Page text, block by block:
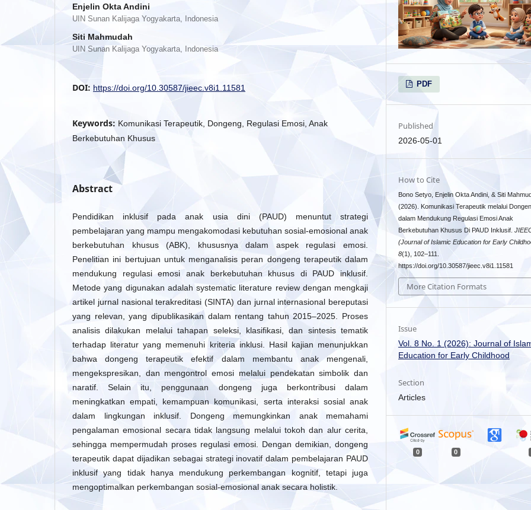
Enjelin Okta Andini
UIN Sunan Kalijaga Yogyakarta, Indonesia
Siti Mahmudah
UIN Sunan Kalijaga Yogyakarta, Indonesia
DOI: https://doi.org/10.30587/jieec.v8i1.11581
Keywords: Komunikasi Terapeutik, Dongeng, Regulasi Emosi, Anak
Berkebutuhan Khusus
Abstract
Pendidikan inklusif pada anak usia dini (PAUD) menuntut strategi
pembelajaran yang mampu mengakomodasi kebutuhan sosial-emosional anak
berkebutuhan khusus (ABK), khususnya dalam aspek regulasi emosi.
Penelitian ini bertujuan untuk menganalisis peran dongeng terapeutik dalam
mendukung regulasi emosi anak berkebutuhan khusus di PAUD inklusif.
Metode yang digunakan adalah systematic literature review dengan mengkaji
artikel jurnal nasional terakreditasi (SINTA) dan jurnal internasional bereputasi
yang relevan, yang dipublikasikan dalam rentang tahun 2015–2025. Proses
analisis dilakukan melalui tahapan seleksi, klasifikasi, dan sintesis tematik
terhadap literatur yang memenuhi kriteria inklusi. Hasil kajian menunjukkan
bahwa dongeng terapeutik efektif dalam membantu anak mengenali,
mengekspresikan, dan mengontrol emosi melalui pendekatan simbolik dan
naratif. Selain itu, penggunaan dongeng juga berkontribusi dalam
meningkatkan empati, kemampuan komunikasi, serta interaksi sosial anak
dalam lingkungan inklusif. Dongeng memungkinkan anak memahami
pengalaman emosional secara tidak langsung melalui tokoh dan alur cerita,
sehingga mempermudah proses regulasi emosi. Dengan demikian, dongeng
terapeutik dapat dijadikan sebagai strategi inovatif dalam pembelajaran PAUD
inklusif yang tidak hanya mendukung perkembangan kognitif, tetapi juga
mengoptimalkan perkembangan sosial-emosional anak secara holistik.
PDF
Published
2026-05-01
How to Cite
Bono Setyo, Enjelin Okta Andini, & Siti
(2026). Komunikasi Terapeutik melalui
dalam Mendukung Regulasi Emosi Anak
Berkebutuhan Khusus Di PAUD Inklusif.
(Journal of Islamic Education for Early
8(1), 102–111.
https://doi.org/10.30587/jieec.v8i1.11581
More Citation Formats
Issue
Vol. 8 No. 1 (2026): Journal of
Education for Early Childhood
Section
Articles
0 0